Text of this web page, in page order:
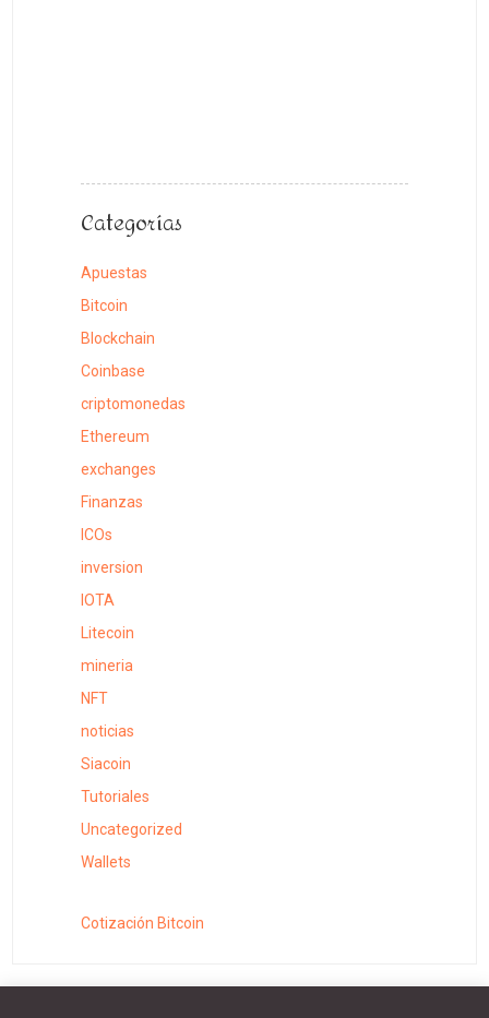
Categorías
Apuestas
Bitcoin
Blockchain
Coinbase
criptomonedas
Ethereum
exchanges
Finanzas
ICOs
inversion
IOTA
Litecoin
mineria
NFT
noticias
Siacoin
Tutoriales
Uncategorized
Wallets
Cotización Bitcoin